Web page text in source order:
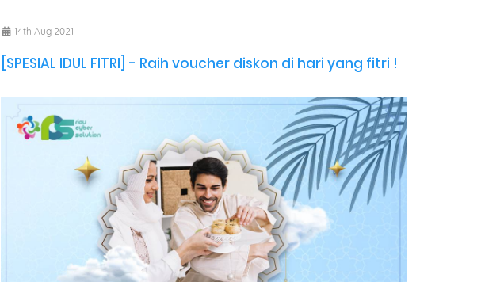
14th Aug 2021
[SPESIAL IDUL FITRI] - Raih voucher diskon di hari yang fitri !